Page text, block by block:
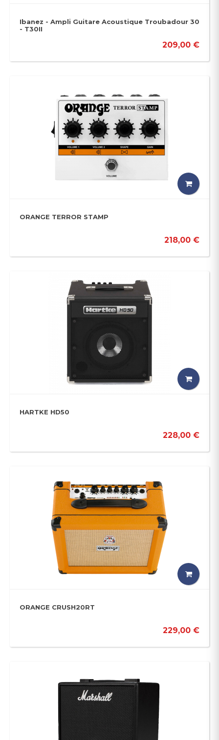
Ibanez - Ampli Guitare Acoustique Troubadour 30
- T30II
209,00 €
ORANGE TERROR STAMP
218,00 €
HARTKE HD50
228,00 €
ORANGE CRUSH20RT
229,00 €